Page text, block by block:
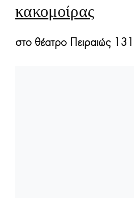
κακομοίρας
στο θέατρο Πειραιώς 131